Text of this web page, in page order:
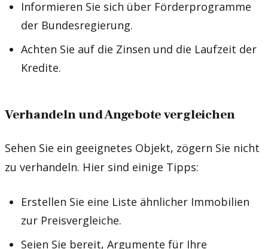
Informieren Sie sich über Förderprogramme
der Bundesregierung.
Achten Sie auf die Zinsen und die Laufzeit der
Kredite.
Verhandeln und Angebote vergleichen
Sehen Sie ein geeignetes Objekt, zögern Sie nicht
zu verhandeln. Hier sind einige Tipps:
Erstellen Sie eine Liste ähnlicher Immobilien
zur Preisvergleiche.
Seien Sie bereit, Argumente für Ihre